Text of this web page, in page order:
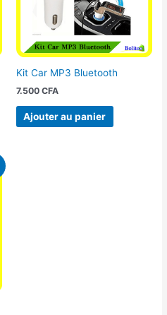
Kit Car MP3 Bluetooth
7.500 CFA
Ajouter au panier